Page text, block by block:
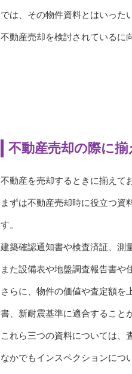
では、その物件資料とはいった
不動産売却を検討されているに
不動産売却の際に
不動産を売却するときに揃えて
まずは不動産売却時に役立つ資
す。
建築確認通知書や検査済証、測
また設備表や地盤調査報告書や
さらに、物件の価値や査定額を
書、新耐震基準に適合すること
これら三つの資料については、
なかでもインスペクションにつ